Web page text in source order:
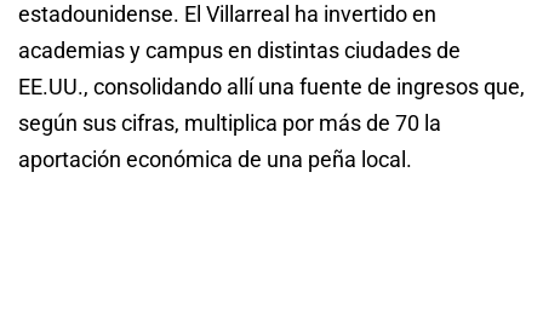
estadounidense. El Villarreal ha invertido en
academias y campus en distintas ciudades de
EE.UU., consolidando allí una fuente de ingresos que,
según sus cifras, multiplica por más de 70 la
aportación económica de una peña local.